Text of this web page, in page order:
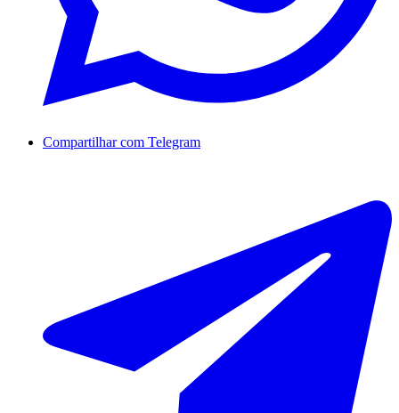
Compartilhar com Telegram